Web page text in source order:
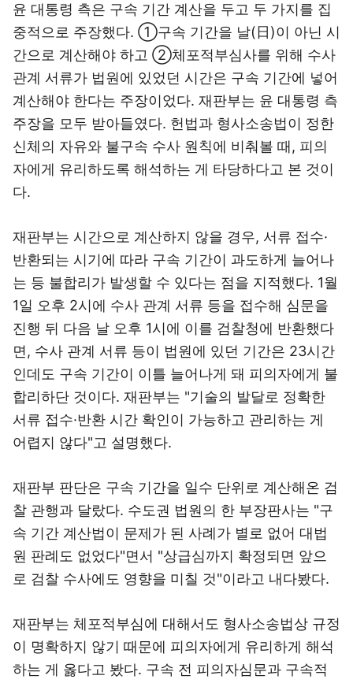
윤 대통령 측은 구속 기간 계산을 두고 두 가지를 집
중적으로 주장했다. ①구속 기간을 날(日)이 아닌 시
간으로 계산해야 하고 ②체포적부심사를 위해 수사
관계 서류가 법원에 있었던 시간은 구속 기간에 넣어
계산해야 한다는 주장이었다. 재판부는 윤 대통령 측
주장을 모두 받아들였다. 헌법과 형사소송법이 정한
신체의 자유와 불구속 수사 원칙에 비춰볼 때, 피의
자에게 유리하도록 해석하는 게 타당하다고 본 것이
다.
재판부는 시간으로 계산하지 않을 경우, 서류 접수·
반환되는 시기에 따라 구속 기간이 과도하게 늘어나
는 등 불합리가 발생할 수 있다는 점을 지적했다. 1월
1일 오후 2시에 수사 관계 서류 등을 접수해 심문을
진행 뒤 다음 날 오후 1시에 이를 검찰청에 반환했다
면, 수사 관계 서류 등이 법원에 있던 기간은 23시간
인데도 구속 기간이 이틀 늘어나게 돼 피의자에게 불
합리하단 것이다. 재판부는 "기술의 발달로 정확한
서류 접수·반환 시간 확인이 가능하고 관리하는 게
어렵지 않다"고 설명했다.
재판부 판단은 구속 기간을 일수 단위로 계산해온 검
찰 관행과 달랐다. 수도권 법원의 한 부장판사는 "구
속 기간 계산법이 문제가 된 사례가 별로 없어 대법
원 판례도 없었다"면서 "상급심까지 확정되면 앞으
로 검찰 수사에도 영향을 미칠 것"이라고 내다봤다.
재판부는 체포적부심에 대해서도 형사소송법상 규정
이 명확하지 않기 때문에 피의자에게 유리하게 해석
하는 게 옳다고 봤다. 구속 전 피의자심문과 구속적